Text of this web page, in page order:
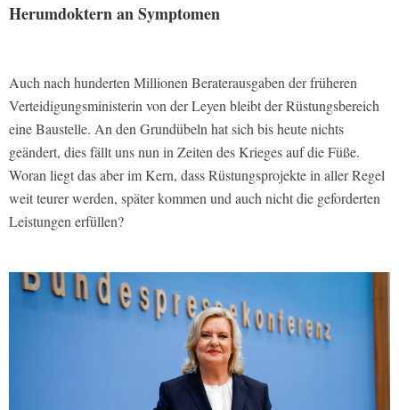
Herumdoktern an Symptomen
Auch nach hunderten Millionen Beraterausgaben der früheren
Verteidigungsministerin von der Leyen bleibt der Rüstungsbereich
eine Baustelle. An den Grundübeln hat sich bis heute nichts
geändert, dies fällt uns nun in Zeiten des Krieges auf die Füße.
Woran liegt das aber im Kern, dass Rüstungsprojekte in aller Regel
weit teurer werden, später kommen und auch nicht die geforderten
Leistungen erfüllen?